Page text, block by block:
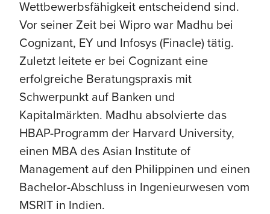
Wettbewerbsfähigkeit entscheidend sind.
Vor seiner Zeit bei Wipro war Madhu bei
Cognizant, EY und Infosys (Finacle) tätig.
Zuletzt leitete er bei Cognizant eine
erfolgreiche Beratungspraxis mit
Schwerpunkt auf Banken und
Kapitalmärkten. Madhu absolvierte das
HBAP-Programm der Harvard University,
einen MBA des Asian Institute of
Management auf den Philippinen und einen
Bachelor-Abschluss in Ingenieurwesen vom
MSRIT in Indien.